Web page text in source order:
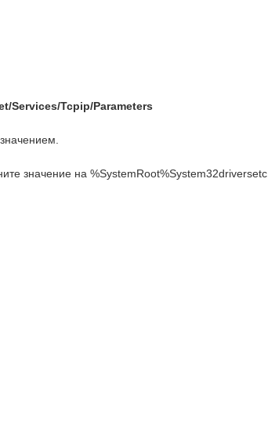
Services/Tcpip/Parameters
значение на %SystemRoot%System32driversetc.